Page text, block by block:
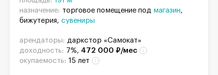
назначение: торговое помещение под магазин
бижутерия
сувениры
арендаторы: даркстор «Самокат»
доходность: 7%, 472 000 ₽/мес
окупаемость: 15 лет